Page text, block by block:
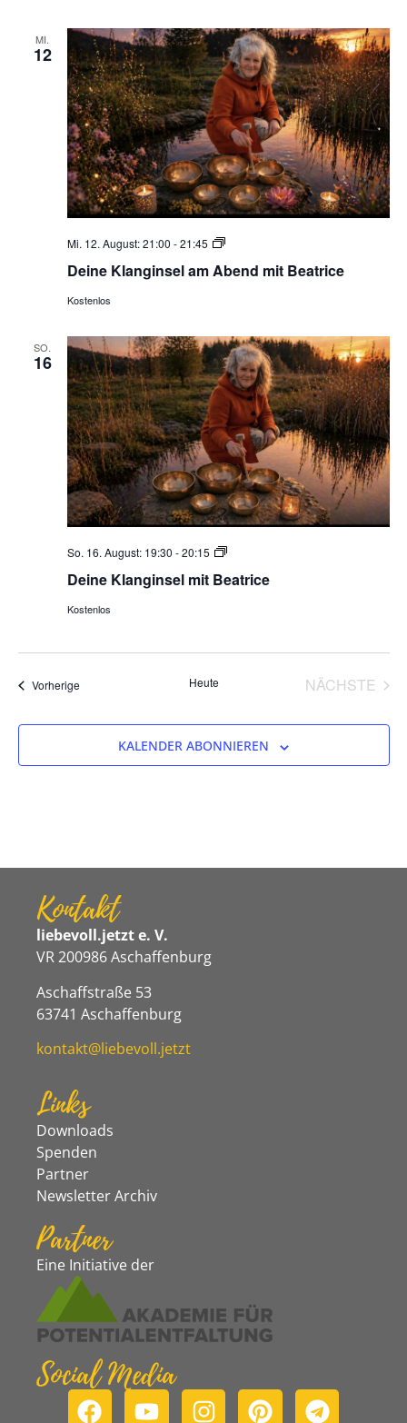
MI.
12
Deine Klanginsel am Abend mit Beatrice
Mi. 12. August: 21:00 -21:45
Deine
Klanginsel
am
Kostenlos
SO.
16
Deine Klanginsel mit Beatrice
So. 16. August: 19:30 -20:15
Deine
Klanginsel
Kostenlos
VorherigeVeranstaltungen Heute NÄCHSTE
KALENDER ABONNIEREN
Kontakt
liebevoll.jetzt e. V.
VR 200986 Aschaffenburg
Aschaffstraße 53
63741 Aschaffenburg
kontakt@liebevoll.jetzt
Links
Downloads
Spenden
Partner
Newsletter Archiv
Partner
Eine Initiative der
Social Media